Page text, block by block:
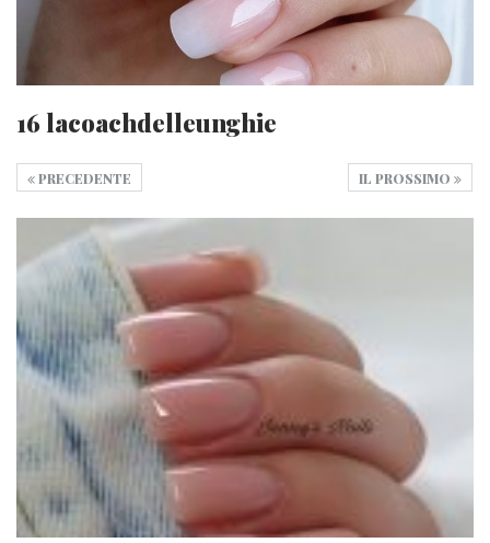
16 lacoachdelleunghie
IL PROSSIMO
PRECEDENTE